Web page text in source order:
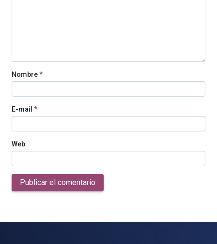
Nombre*
E-mail *
Web
Publicar el comentario